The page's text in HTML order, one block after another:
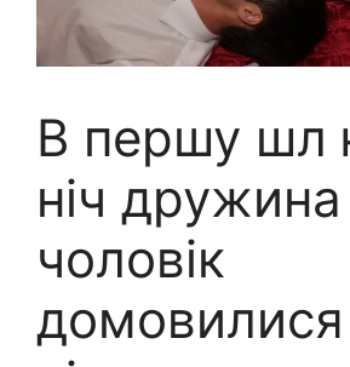
В першу шл
ніч дружина
чоловік
домовилися